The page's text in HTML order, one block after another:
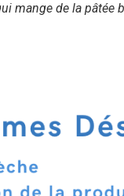
mange de la